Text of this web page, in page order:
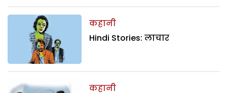
कहानी
Hindi Stories: लाचार
कहानी